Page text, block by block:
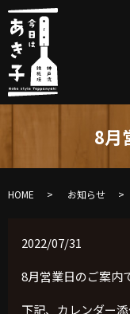
8月
HOME お知らせ
2022/07/31
8月営業日のご案内
下記、カレンダー